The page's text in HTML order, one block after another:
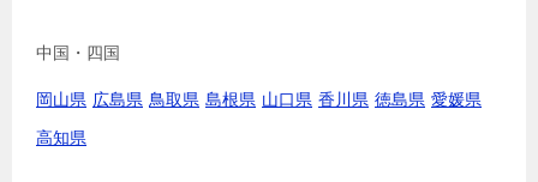
中国・四国
岡山県 広島県 鳥取県 島根県 山口県 香川県 徳島県 愛媛県
高知県